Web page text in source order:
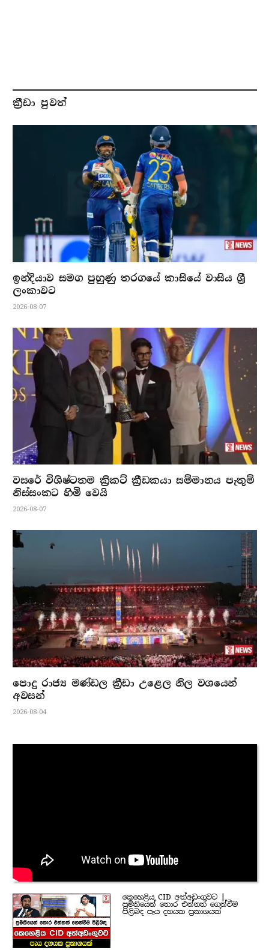
ක්‍රීඩා පුවත්
ඉන්දියාව සමග පුහුණු තරගයේ කාසියේ වාසිය ශ්‍රී
ලංකාවට
2026-08-07
වසරේ විශිෂ්ටතම ක්‍රිකට් ක්‍රීඩකයා සම්මානය පැතුම්
නිස්සංකට හිමි වෙයි
2026-08-07
පොදු රාජ්‍ය මණ්ඩල ක්‍රීඩා උළෙල නිල වශයෙන්
අවසන්
2026-08-04
කෙහෙළිය CID අත්අඩංගුවට |
ප්‍රමිතියෙන් තොර එන්නත් ගෙන්වීම
පිළිබඳ පැය දහයක ප්‍රකාශයක්